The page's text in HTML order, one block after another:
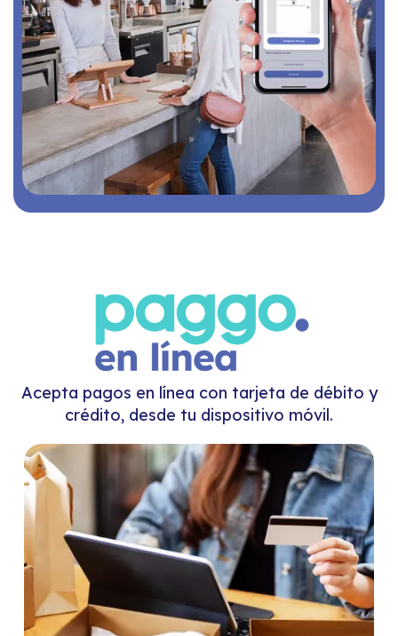
Acepta pagos en línea con tarjeta de débito y
crédito, desde tu dispositivo móvil.